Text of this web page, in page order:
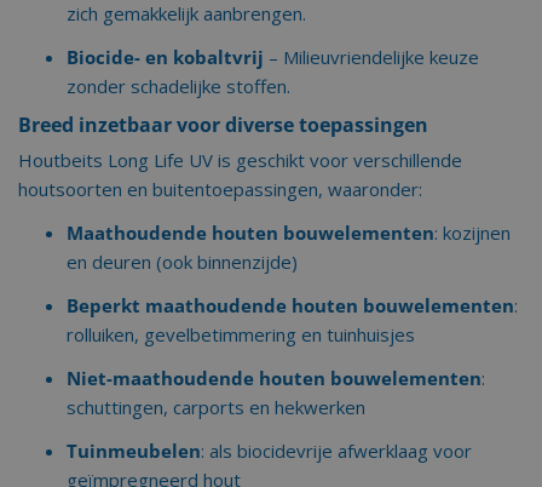
zich gemakkelijk aanbrengen.
Biocide- en kobaltvrij – Milieuvriendelijke keuze
zonder schadelijke stoffen.
Breed inzetbaar voor diverse toepassingen
Houtbeits Long Life UV is geschikt voor verschillende
houtsoorten en buitentoepassingen, waaronder:
Maathoudende houten bouwelementen: kozijnen
en deuren (ook binnenzijde)
Beperkt maathoudende houten bouwelementen:
rolluiken, gevelbetimmering en tuinhuisjes
Niet-maathoudende houten bouwelementen:
schuttingen, carports en hekwerken
Tuinmeubelen: als biocidevrije afwerklaag voor
geïmpregneerd hout